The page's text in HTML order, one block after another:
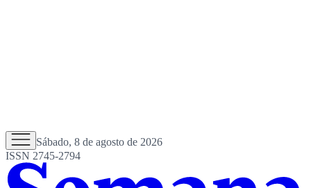
Sábado, 8 de agosto de 2026
ISSN 2745-2794